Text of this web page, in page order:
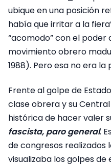
ubique en una posición
había que irritar a la
“acomodo” con el poder
movimiento obrero
1988). Pero esa no era
Frente al golpe de
clase obrera y su
histórica de hacer valer
fascista, paro general.
de congresos realizados
visualizaba los golpes